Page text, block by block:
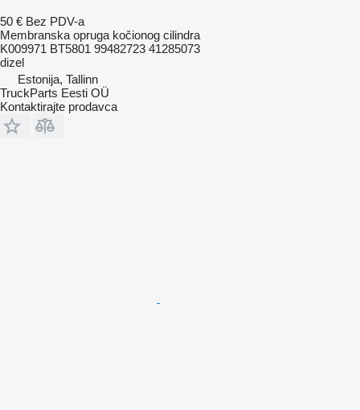
50 € Bez PDV-a
Membranska opruga kočionog cilindra
K009971 BT5801 99482723 41285073
dizel
Estonija, Tallinn
TruckParts Eesti OÜ
Kontaktirajte prodavca